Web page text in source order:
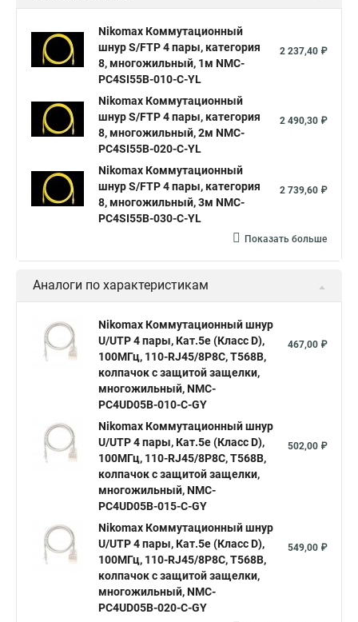
Nikomax Коммутационный
шнур S/FTP 4 пары, категория
8, многожильный, 1м NMC-
PC4SI55B-010-C-YL
2 237,40 ₽
Nikomax Коммутационный
шнур S/FTP 4 пары, категория
8, многожильный, 2м NMC-
PC4SI55B-020-C-YL
2 490,30 ₽
Nikomax Коммутационный
шнур S/FTP 4 пары, категория
8, многожильный, 3м NMC-
PC4SI55B-030-C-YL
2 739,60 ₽
Показать больше
Аналоги по характеристикам
Nikomax Коммутационный шнур
U/UTP 4 пары, Кат.5е (Класс D),
100МГц, 110-RJ45/8P8C, T568B,
колпачок с защитой защелки,
многожильный, NMC-
PC4UD05B-010-C-GY
467,00 ₽
Nikomax Коммутационный шнур
U/UTP 4 пары, Кат.5е (Класс D),
100МГц, 110-RJ45/8P8C, T568B,
колпачок с защитой защелки,
многожильный, NMC-
PC4UD05B-015-C-GY
502,00 ₽
Nikomax Коммутационный шнур
U/UTP 4 пары, Кат.5е (Класс D),
100МГц, 110-RJ45/8P8C, T568B,
колпачок с защитой защелки,
многожильный, NMC-
PC4UD05B-020-C-GY
549,00 ₽